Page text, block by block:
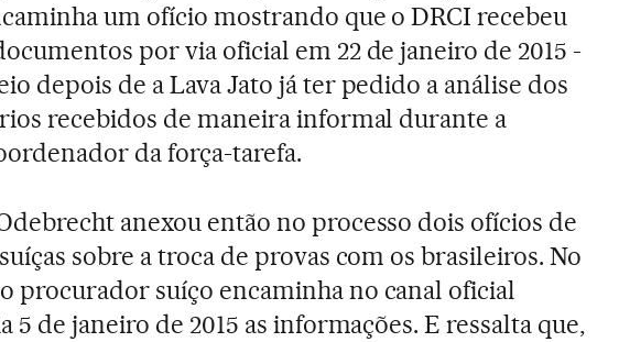
um ofício mostrando que o DRCI recebeu
por via oficial em 22 de janeiro de 2015 -
depois de a Lava Jato já ter pedido a análise dos
recebidos de maneira informal durante a
da força-tarefa.
anexou então no processo dois ofícios de
sobre a troca de provas com os brasileiros. No
procurador suíço encaminha no canal oficial
5 de janeiro de 2015 as informações. E ressalta que,